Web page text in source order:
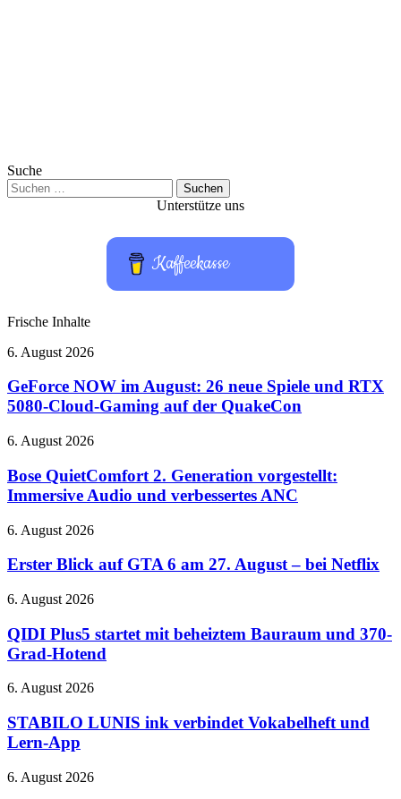
Suche
Suchen
nach:
Unterstütze uns
Kaffeekasse
Frische Inhalte
GeForce
im
August:
26
Spiele
RTX
5080-
Gaming
der
QuakeCon
6. August 2026
GeForce NOW im August: 26 neue Spiele und RTX
5080-Cloud-Gaming auf der QuakeCon
Bose
2.
Generation
vorgestellt:
Audio
verbessertes
6. August 2026
Bose QuietComfort 2. Generation vorgestellt:
Immersive Audio und verbessertes ANC
Erster
auf
6
27.
August
–
Netflix
6. August 2026
Erster Blick auf GTA 6 am 27. August – bei Netflix
QIDI
startet
mit
beheiztem
und
Grad-
Hotend
6. August 2026
QIDI Plus5 startet mit beheiztem Bauraum und 370-
Grad-Hotend
STABILO
ink
verbindet
Vokabelheft
Lern-
6. August 2026
STABILO LUNIS ink verbindet Vokabelheft und
Lern-App
Google
6. August 2026